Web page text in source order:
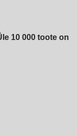
10 000 toote on